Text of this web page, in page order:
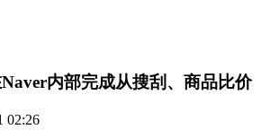
内部完成从搜刮、商品比价
02:26